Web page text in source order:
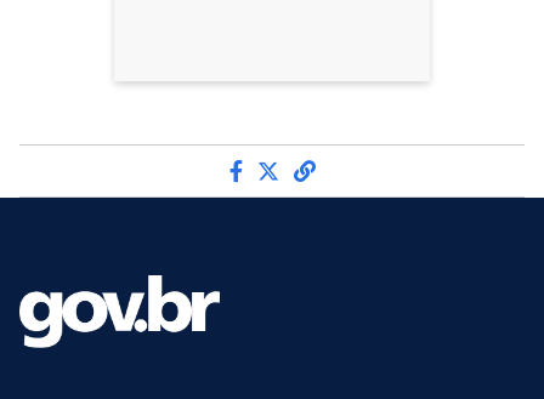
Compartilhe por Facebook
Compartilhe por Twitter
link para Copiar para